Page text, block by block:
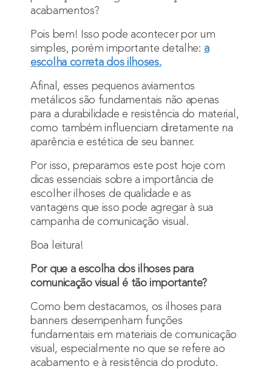
acabamentos?
Pois bem! Isso pode acontecer por um
simples, porém importante detalhe: a
escolha correta dos ilhoses.
Afinal, esses pequenos aviamentos
metálicos são fundamentais não apenas
para a durabilidade e resistência do material,
como também influenciam diretamente na
aparência e estética de seu banner.
Por isso, preparamos este post hoje com
dicas essenciais sobre a importância de
escolher ilhoses de qualidade e as
vantagens que isso pode agregar à sua
campanha de comunicação visual.
Boa leitura!
Por que a escolha dos ilhoses para
comunicação visual é tão importante?
Como bem destacamos, os ilhoses para
banners desempenham funções
fundamentais em materiais de comunicação
visual, especialmente no que se refere ao
acabamento e à resistência do produto.